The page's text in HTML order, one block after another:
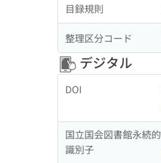
目録規則
整理区分コード
デジタル
DOI
国立国会図書館永続的
識別子